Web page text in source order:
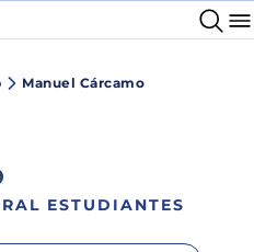
Manuel Cárcamo
ESTUDIANTES